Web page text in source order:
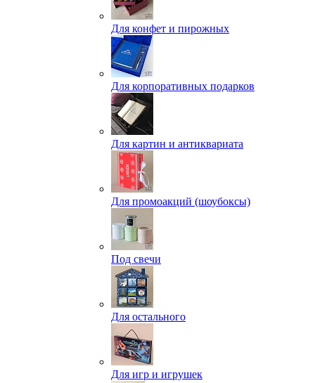
Для конфет и пирожных
Для корпоративных подарков
Для картин и антиквариата
Для промоакций (шоубоксы)
Под свечи
Для остального
Для игр и игрушек